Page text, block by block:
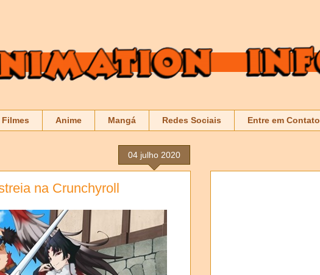
Filmes Anime Mangá Redes Sociais Entre em Contato
04 julho 2020
na Crunchyroll